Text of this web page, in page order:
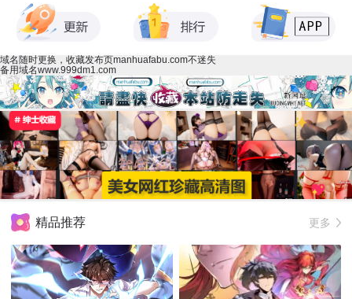
域名随时更换，收藏发布页manhuafabu.com不迷失
备用域名www.999dm1.com
精品推荐 更多